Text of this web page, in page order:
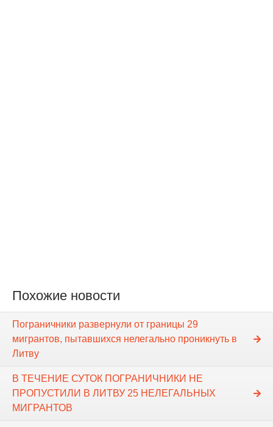
Похожие новости
Пограничники развернули от границы 29
мигрантов, пытавшихся нелегально проникнуть в
Литву
В ТЕЧЕНИЕ СУТОК ПОГРАНИЧНИКИ НЕ
ПРОПУСТИЛИ В ЛИТВУ 25 НЕЛЕГАЛЬНЫХ
МИГРАНТОВ